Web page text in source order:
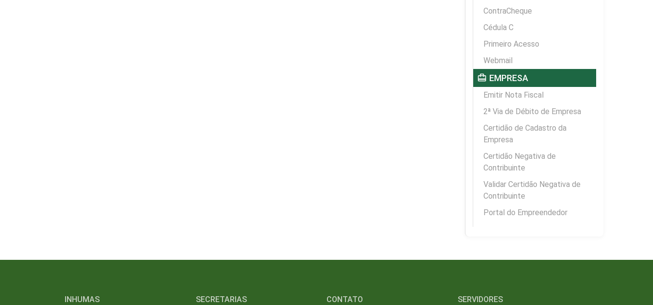
ContraCheque
Cédula C
Primeiro Acesso
Webmail
card_travel EMPRESA
Emitir Nota Fiscal
2ª Via de Débito de Empresa
Certidão de Cadastro da
Empresa
Certidão Negativa de
Contribuinte
Validar Certidão Negativa de
Contribuinte
Portal do Empreendedor
INHUMAS SECRETARIAS CONTATO SERVIDORES